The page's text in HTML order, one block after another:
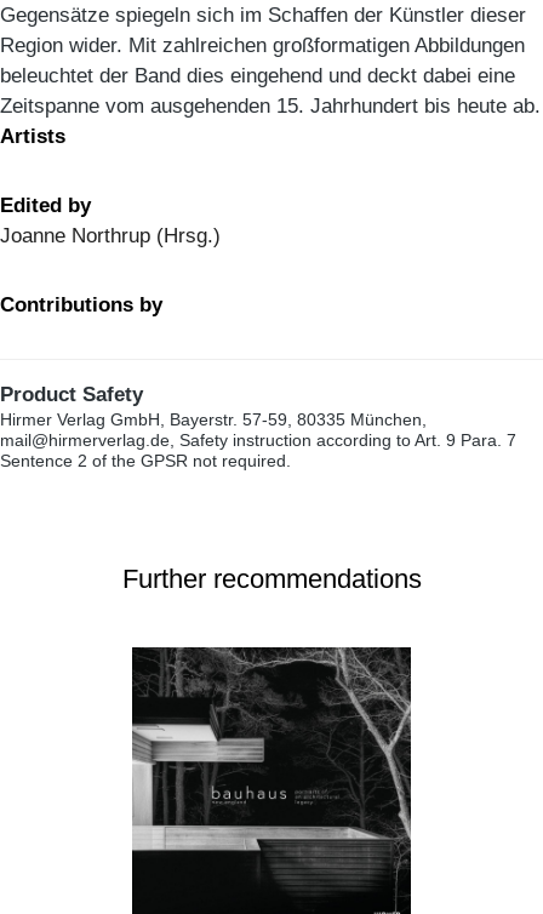
Gegensätze spiegeln sich im Schaffen der Künstler dieser
Region wider. Mit zahlreichen großformatigen Abbildungen
beleuchtet der Band dies eingehend und deckt dabei eine
Zeitspanne vom ausgehenden 15. Jahrhundert bis heute ab.
Artists
Edited by
Joanne Northrup (Hrsg.)
Contributions by
Product Safety
Hirmer Verlag GmbH, Bayerstr. 57-59, 80335 München,
mail@hirmerverlag.de, Safety instruction according to Art. 9 Para. 7
Sentence 2 of the GPSR not required.
Further recommendations